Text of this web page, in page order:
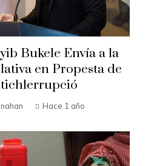
Bukele Envía a la
en Propesta de
Hace 1 año